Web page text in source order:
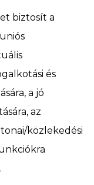
biztosít a
és
a jó
az
közlekedési